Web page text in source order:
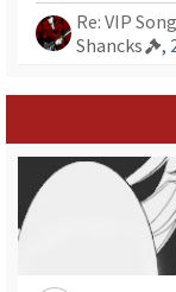
Re: VIP
Shancks
,